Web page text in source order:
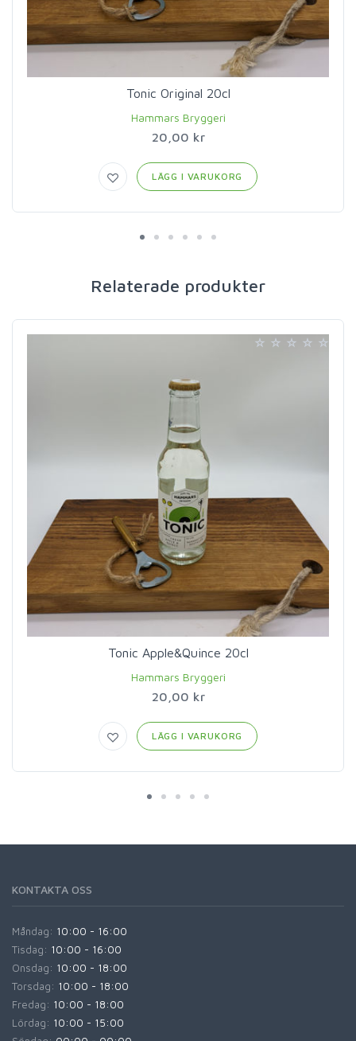
Tonic Original 20cl
Hammars Bryggeri
20,00 kr
LÄGG I VARUKORG
Relaterade produkter
Tonic Apple&Quince 20cl
Hammars Bryggeri
20,00 kr
LÄGG I VARUKORG
KONTAKTA OSS
Måndag: 10:00 - 16:00
Tisdag: 10:00 - 16:00
Onsdag: 10:00 - 18:00
Torsdag: 10:00 - 18:00
Fredag: 10:00 - 18:00
Lördag: 10:00 - 15:00